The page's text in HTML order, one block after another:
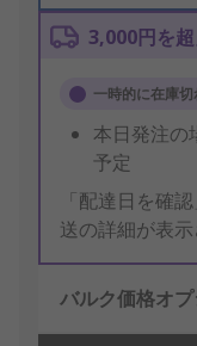
3,000円を
一時的に在庫切
本日発注の
予定
「配達日を確
送の詳細が表示
バルク価格オ